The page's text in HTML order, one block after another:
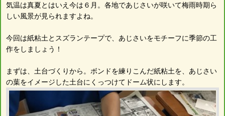
気温は真夏とはいえ今は６月。各地であじさいが咲いて梅雨時期ら
しい風景が見られますよね。
今回は紙粘土とスズランテープで、あじさいをモチーフに季節の工
作をしましょう！
まずは、土台づくりから。ボンドを練りこんだ紙粘土を、あじさい
の葉をイメージした土台にくっつけてドーム状にします。